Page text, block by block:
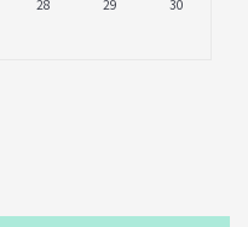
28 29
30